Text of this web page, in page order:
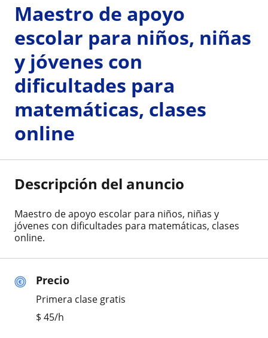
Precio
Primera clase gratis
$ 45/h
Maestro de apoyo
escolar para niños, niñas
y jóvenes con
dificultades para
matemáticas, clases
online
Descripción del anuncio
Maestro de apoyo escolar para niños, niñas y
jóvenes con dificultades para matemáticas, clases
online.